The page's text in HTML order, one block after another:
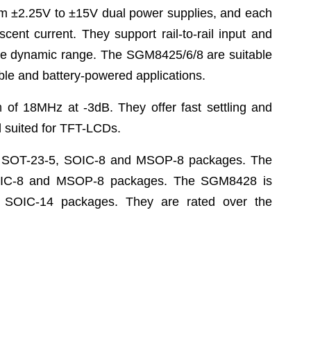
±2.25V to ±15V dual power supplies, and each
current. They support rail-to-rail input and
dynamic range. The SGM8425/6/8 are suitable
and battery-powered applications.
of 18MHz at -3dB. They offer fast settling and
for TFT-LCDs.
23-5, SOIC-8 and MSOP-8 packages. The
8 and MSOP-8 packages. The SGM8428 is
14 packages. They are rated over the